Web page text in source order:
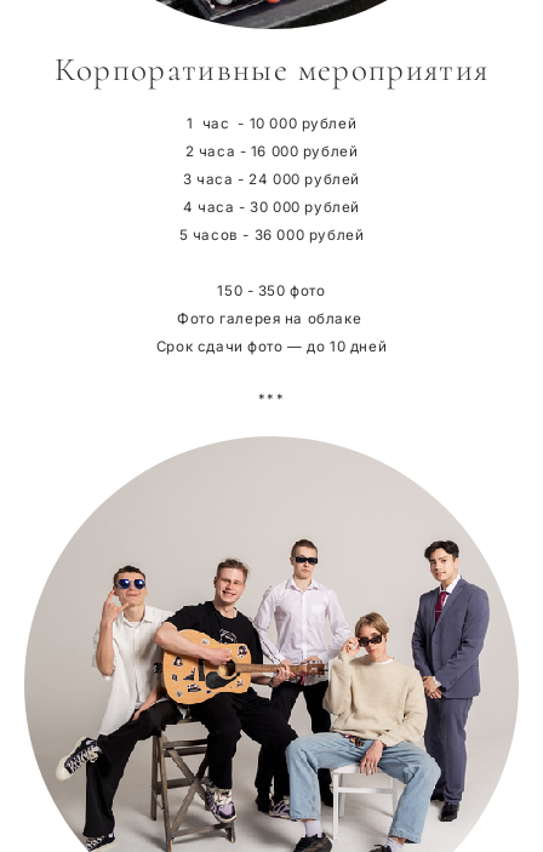
Корпоративные мероприятия
1 час - 10 000 рублей
2 часа - 16 000 рублей
3 часа - 24 000 рублей
4 часа - 30 000 рублей
5 часов - 36 000 рублей
150 - 350 фото
Фото галерея на облаке
Срок сдачи фото — до 10 дней
***